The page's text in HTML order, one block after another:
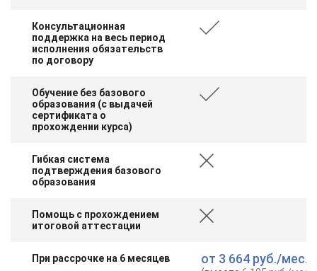
Консультационная
поддержка на весь период
исполнения обязательств
по договору
Обучение без базового
образования (с выдачей
сертификата о
прохождении курса)
Гибкая система
подтверждения базового
образования
Помощь с прохождением
итоговой аттестации
При рассрочке на 6 месяцев от 3 664 руб./мес.